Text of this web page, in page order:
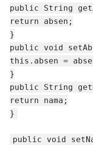
public String
return absen;
}
public void
this.absen =
}
public String
return nama;
}
public void